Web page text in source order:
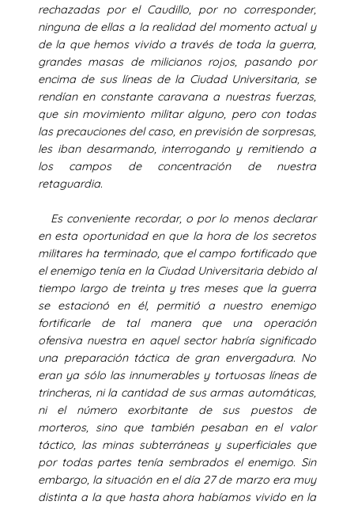
rechazadas por el Caudillo, por no corresponder,
ninguna de ellas a la realidad del momento actual y
de la que hemos vivido a través de toda la guerra,
grandes masas de milicianos rojos, pasando por
encima de sus líneas de la Ciudad Universitaria, se
rendían en constante caravana a nuestras fuerzas,
que sin movimiento militar alguno, pero con todas
las precauciones del caso, en previsión de sorpresas,
les iban desarmando, interrogando y remitiendo a
los campos de concentración de nuestra
retaguardia.
Es conveniente recordar, o por lo menos declarar
en esta oportunidad en que la hora de los secretos
militares ha terminado, que el campo fortificado que
el enemigo tenía en la Ciudad Universitaria debido al
tiempo largo de treinta y tres meses que la guerra
se estacionó en él, permitió a nuestro enemigo
fortificarle de tal manera que una operación
ofensiva nuestra en aquel sector habría significado
una preparación táctica de gran envergadura. No
eran ya sólo las innumerables y tortuosas líneas de
trincheras, ni la cantidad de sus armas automáticas,
ni el número exorbitante de sus puestos de
morteros, sino que también pesaban en el valor
táctico, las minas subterráneas y superficiales que
por todas partes tenía sembrados el enemigo. Sin
embargo, la situación en el día 27 de marzo era muy
distinta a la que hasta ahora habíamos vivido en la